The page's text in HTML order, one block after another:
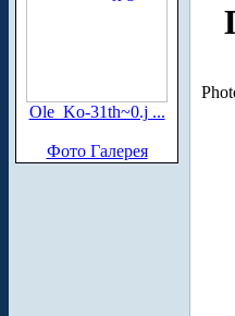
Ole_Ko-31th~0.j ...
Фото Галерея